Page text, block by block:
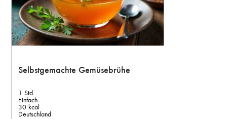
Selbstgemachte Gemüsebrühe
1 Std.
Einfach
30 kcal
Deutschland